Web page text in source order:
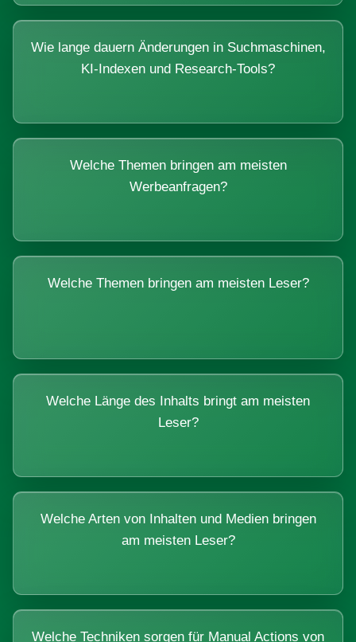
Wie lange dauern Änderungen in Suchmaschinen,
KI-Indexen und Research-Tools?
Welche Themen bringen am meisten
Werbeanfragen?
Welche Themen bringen am meisten Leser?
Welche Länge des Inhalts bringt am meisten
Leser?
Welche Arten von Inhalten und Medien bringen
am meisten Leser?
Welche Techniken sorgen für Manual Actions von